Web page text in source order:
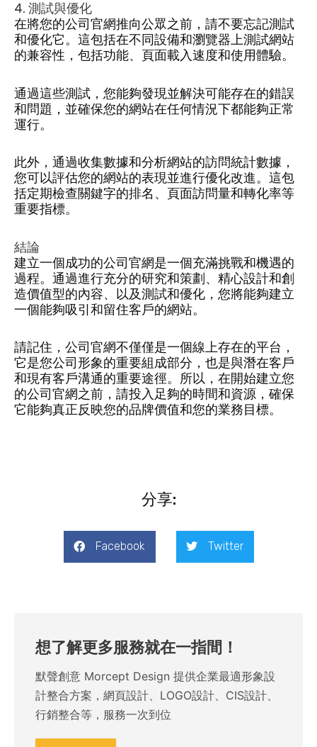
4. 測試與優化
在將您的公司官網推向公眾之前，請不要忘記測試
和優化它。這包括在不同設備和瀏覽器上測試網站
的兼容性，包括功能、頁面載入速度和使用體驗。
通過這些測試，您能夠發現並解決可能存在的錯誤
和問題，並確保您的網站在任何情況下都能夠正常
運行。
此外，通過收集數據和分析網站的訪問統計數據，
您可以評估您的網站的表現並進行優化改進。這包
括定期檢查關鍵字的排名、頁面訪問量和轉化率等
重要指標。
結論
建立一個成功的公司官網是一個充滿挑戰和機遇的
過程。通過進行充分的研究和策劃、精心設計和創
造價值型的內容、以及測試和優化，您將能夠建立
一個能夠吸引和留住客戶的網站。
請記住，公司官網不僅僅是一個線上存在的平台，
它是您公司形象的重要組成部分，也是與潛在客戶
和現有客戶溝通的重要途徑。所以，在開始建立您
的公司官網之前，請投入足夠的時間和資源，確保
它能夠真正反映您的品牌價值和您的業務目標。
分享:
Facebook Twitter
想了解更多服務就在一指間！
默聲創意 Morcept Design 提供企業最適形象設
計整合方案，網頁設計、LOGO設計、CIS設計、
行銷整合等，服務一次到位